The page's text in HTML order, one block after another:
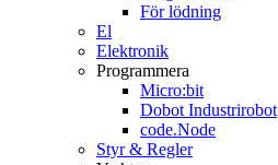
För lödning
El
Elektronik
Programmera
Micro:bit
Dobot Industrirobot
code.Node
Styr & Regler